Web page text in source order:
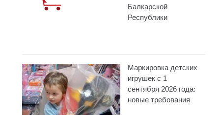
Балкарской
Республики
Маркировка детских
игрушек с 1
сентября 2026 года:
новые требования